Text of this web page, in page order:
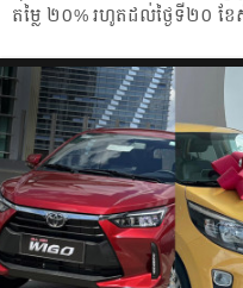
តម្លៃ ២០% រហូតដល់ថ្ងៃទី២០ ខ